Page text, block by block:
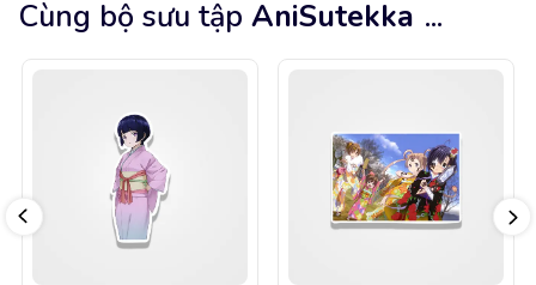
Cùng bộ sưu tập AniSutekka ...